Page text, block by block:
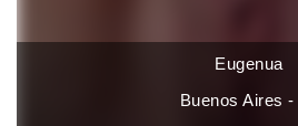
Eugenua
Buenos Aires -